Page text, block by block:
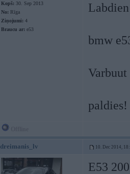
Kopš: 30. Sep 2013
No: Rīga
Ziņojumi: 4
Braucu ar: e53
bmw
paldies!
dreimanis_lv 10. Dec 2014,
E53